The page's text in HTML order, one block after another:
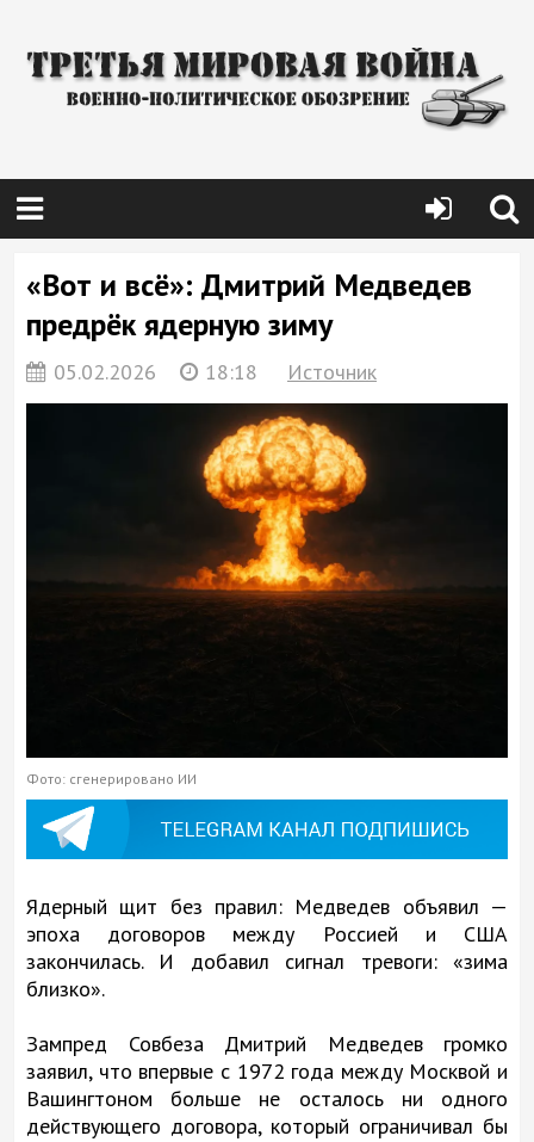
«Вот и всё»: Дмитрий Медведев
предрёк ядерную зиму
05.02.2026 18:18 Источник
Фото: сгенерировано ИИ
Ядерный щит без правил: Медведев объявил —
эпоха договоров между Россией и США
закончилась. И добавил сигнал тревоги: «зима
близко».
Зампред Совбеза Дмитрий Медведев громко
заявил, что впервые с 1972 года между Москвой и
Вашингтоном больше не осталось ни одного
действующего договора, который ограничивал бы